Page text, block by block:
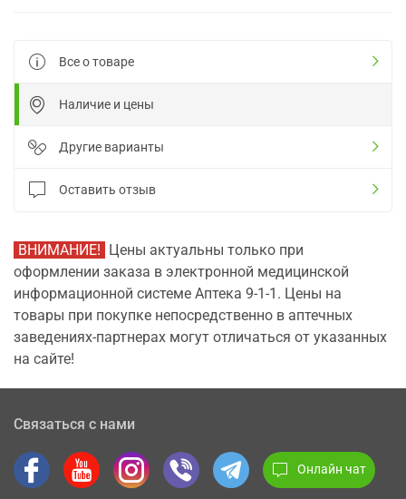
Все о товаре
Наличие и цены
Другие варианты
Оставить отзыв
ВНИМАНИЕ! Цены актуальны только при
оформлении заказа в электронной медицинской
информационной системе Аптека 9-1-1. Цены на
товары при покупке непосредственно в аптечных
заведениях-партнерах могут отличаться от указанных
на сайте!
Связаться с нами
Онлайн чат